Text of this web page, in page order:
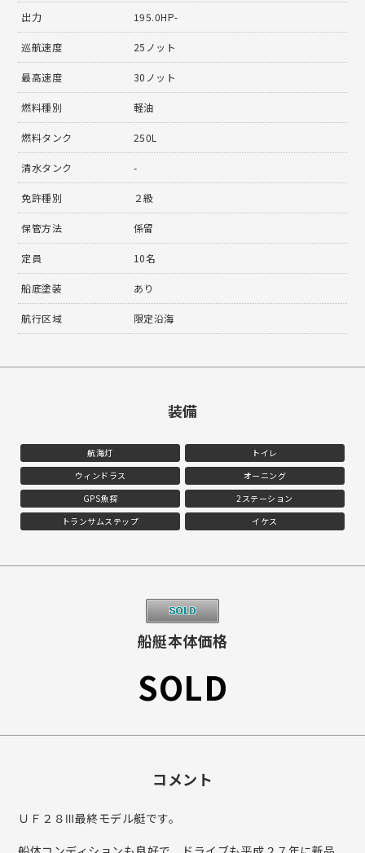
出力 195.0HP-
巡航速度 25ノット
最高速度 30ノット
燃料種別 軽油
燃料タンク 250L
清水タンク -
免許種別 ２級
保管方法 係留
定員 10名
船底塗装 あり
航行区域 限定沿海
装備
航海灯
トイレ
ウィンドラス
オーニング
GPS魚探
2ステーション
トランサムステップ
イケス
船艇本体価格
SOLD
コメント
ＵＦ２８Ⅲ最終モデル艇です。